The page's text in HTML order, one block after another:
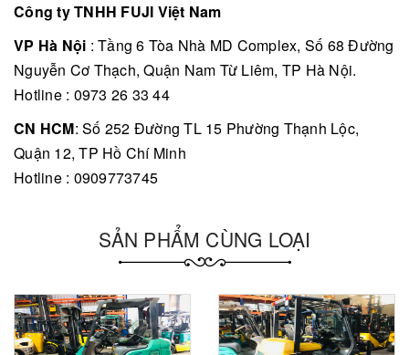
Công ty TNHH FUJI Việt Nam
VP Hà Nội : Tầng 6 Tòa Nhà MD Complex, Số 68 Đường
Nguyễn Cơ Thạch, Quận Nam Từ Liêm, TP Hà Nội.
Hotline : 0973 26 33 44
CN HCM: Số 252 Đường TL 15 Phường Thạnh Lộc,
Quận 12, TP Hồ Chí Minh
Hotline : 0909773745
SẢN PHẨM CÙNG LOẠI